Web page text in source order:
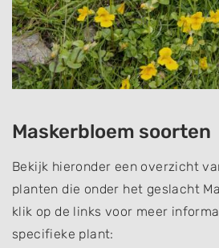
Maskerbloem soorten
Bekijk hieronder een overzicht
planten die onder het geslacht
klik op de links voor meer
specifieke plant: